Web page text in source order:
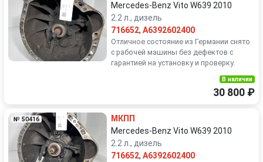
Mercedes-Benz Vito W639 2010
2.2 л., дизель
716652, A6392602400
Отличное состояние из Германии снято
с рабочей машины без дефектов с
гарантией на установку и проверку.
В наличии
30 800 ₽
№ 50416
МКПП
Mercedes-Benz Vito W639 2010
2.2 л., дизель
716652, A6392602400